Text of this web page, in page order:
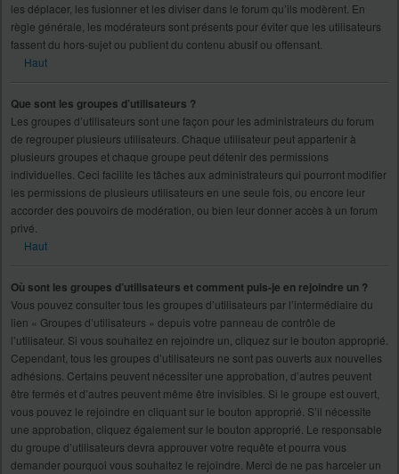
les déplacer, les fusionner et les diviser dans le forum qu’ils modèrent. En
règle générale, les modérateurs sont présents pour éviter que les utilisateurs
fassent du hors-sujet ou publient du contenu abusif ou offensant.
Haut
Que sont les groupes d’utilisateurs ?
Les groupes d’utilisateurs sont une façon pour les administrateurs du forum
de regrouper plusieurs utilisateurs. Chaque utilisateur peut appartenir à
plusieurs groupes et chaque groupe peut détenir des permissions
individuelles. Ceci facilite les tâches aux administrateurs qui pourront modifier
les permissions de plusieurs utilisateurs en une seule fois, ou encore leur
accorder des pouvoirs de modération, ou bien leur donner accès à un forum
privé.
Haut
Où sont les groupes d’utilisateurs et comment puis-je en rejoindre un ?
Vous pouvez consulter tous les groupes d’utilisateurs par l’intermédiaire du
lien « Groupes d’utilisateurs » depuis votre panneau de contrôle de
l’utilisateur. Si vous souhaitez en rejoindre un, cliquez sur le bouton approprié.
Cependant, tous les groupes d’utilisateurs ne sont pas ouverts aux nouvelles
adhésions. Certains peuvent nécessiter une approbation, d’autres peuvent
être fermés et d’autres peuvent même être invisibles. Si le groupe est ouvert,
vous pouvez le rejoindre en cliquant sur le bouton approprié. S’il nécessite
une approbation, cliquez également sur le bouton approprié. Le responsable
du groupe d’utilisateurs devra approuver votre requête et pourra vous
demander pourquoi vous souhaitez le rejoindre. Merci de ne pas harceler un